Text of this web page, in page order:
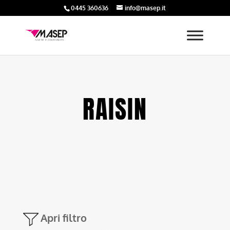
0445 360636 info@masep.it
RAISIN
Apri filtro